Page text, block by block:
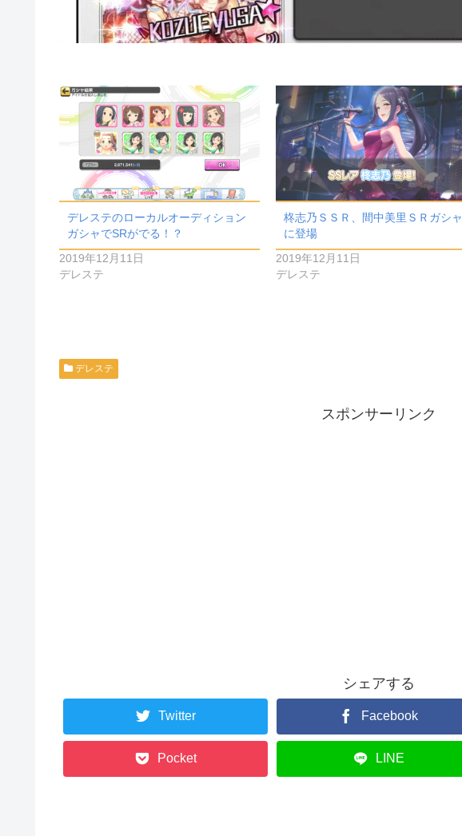
デレステのローカルオーディション
ガシャでSRがでる！？
2019年12月11日
デレステ
柊志乃ＳＳＲ、間中美里ＳＲガシャ
に登場
2019年12月11日
デレステ
デレステ
スポンサーリンク
シェアする
Twitter Facebook
Pocket LINE